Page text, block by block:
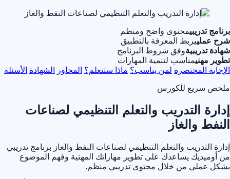
برنامج تدريبيمحتوى واضح ومنظم
شرح عملييربط المعرفة بالتطبيق
شهادة تدريبيةوفق شروط البرنامج
تطوير مهنيمناسب لتنمية المهارات
الإجابة المختصرة لمن يناسب؟ ماذا ستتعلم؟ المحاور الشهادة الأسئلة
ملخص سريع للكورس
إدارة التدريب والتعلم التنظيمي لصناعات
النفط والغاز
إدارة التدريب والتعلم التنظيمي لصناعات النفط والغاز برنامج تدريبي
من أوميديك يساعدك على تطوير مهاراتك المهنية وفهم الموضوع
بشكل عملي من خلال محتوى تدريبي منظم.